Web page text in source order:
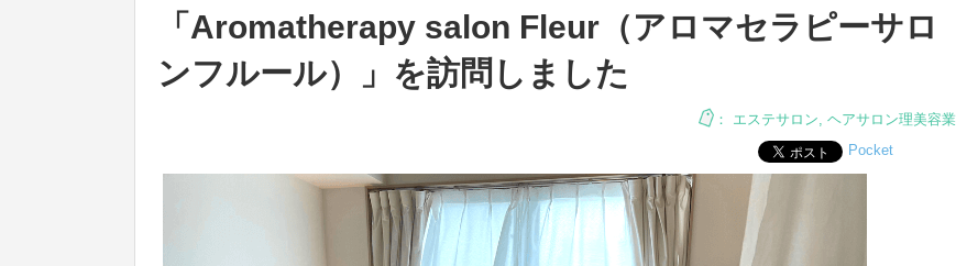
「Aromatherapy salon Fleur（アロマセラピーサロ
ンフルール）」を訪問しました
： エステサロン, ヘアサロン理美容業
Pocket